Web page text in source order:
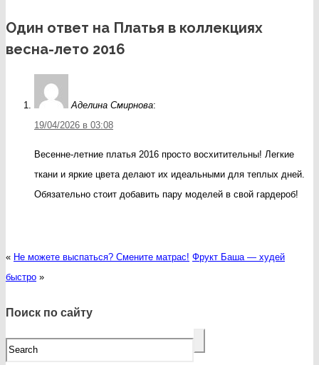
Один ответ на Платья в коллекциях
весна-лето 2016
Аделина Смирнова:
19/04/2026 в 03:08
Весенне-летние платья 2016 просто восхитительны! Легкие
ткани и яркие цвета делают их идеальными для теплых дней.
Обязательно стоит добавить пару моделей в свой гардероб!
« Не можете выспаться? Смените матрас! Фрукт Баша — худей
быстро »
Поиск по сайту